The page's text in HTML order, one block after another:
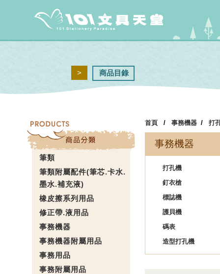
> 商品目錄
筆類
筆類附屬配件(筆芯.卡水.
墨水.補充液)
橡皮擦系列用品
修正帶.液用品
事務機器
事務機器附屬用品
事務用品
事務附屬用品
首頁 / 事務機器 / 打
事務機器
打孔機
釘衣槍
標誌機
護貝機
碼表
造型打孔機